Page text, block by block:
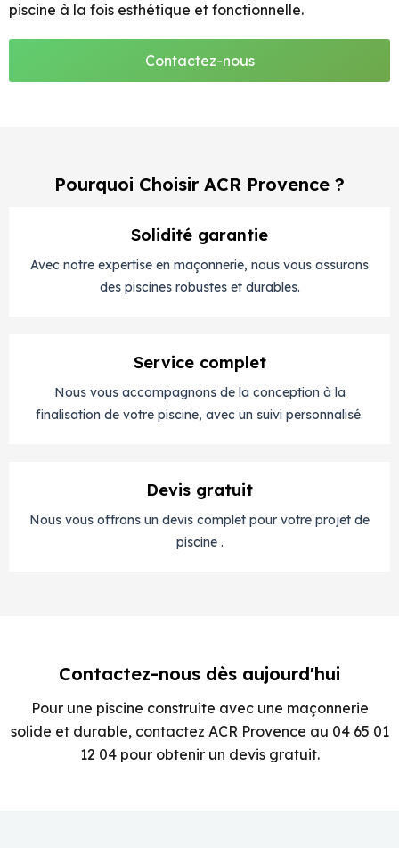
piscine à la fois esthétique et fonctionnelle.
Contactez-nous
Pourquoi Choisir ACR Provence ?
Solidité garantie
Avec notre expertise en maçonnerie, nous vous assurons
des piscines robustes et durables.
Service complet
Nous vous accompagnons de la conception à la
finalisation de votre piscine, avec un suivi personnalisé.
Devis gratuit
Nous vous offrons un devis complet pour votre projet de
piscine .
Contactez-nous dès aujourd'hui
Pour une piscine construite avec une maçonnerie
solide et durable, contactez ACR Provence au 04 65 01
12 04 pour obtenir un devis gratuit.